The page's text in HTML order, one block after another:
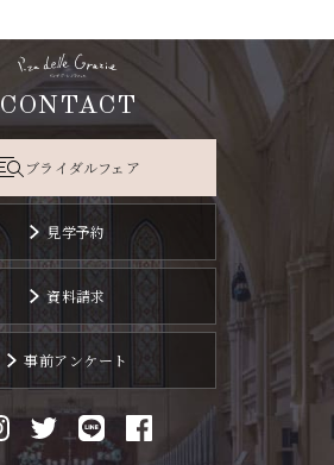
CONTACT
ブライダルフェア
見学予約
資料請求
事前アンケート